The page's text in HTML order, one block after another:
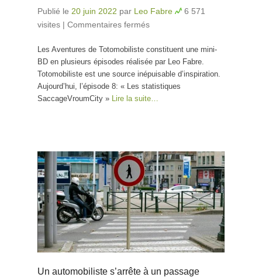
Publié le 20 juin 2022 par Leo Fabre
6 571
visites | Commentaires fermés
Les Aventures de Totomobiliste constituent une mini-
BD en plusieurs épisodes réalisée par Leo Fabre.
Totomobiliste est une source inépuisable d’inspiration.
Aujourd’hui, l’épisode 8: « Les statistiques
SaccageVroumCity » Lire la suite…
Un automobiliste s’arrête à un passage